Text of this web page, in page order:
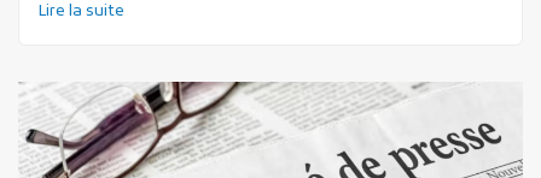
Lire la suite